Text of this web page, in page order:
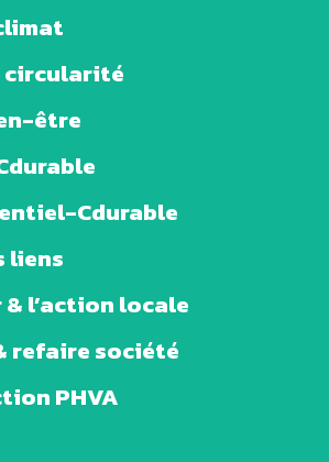
circularité
être
Cdurable
liens
l’action locale
refaire société
PHVA